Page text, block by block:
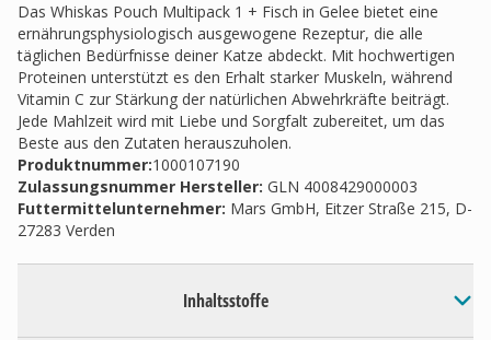
Das Whiskas Pouch Multipack 1 + Fisch in Gelee bietet eine
ernährungsphysiologisch ausgewogene Rezeptur, die alle
täglichen Bedürfnisse deiner Katze abdeckt. Mit hochwertigen
Proteinen unterstützt es den Erhalt starker Muskeln, während
Vitamin C zur Stärkung der natürlichen Abwehrkräfte beiträgt.
Jede Mahlzeit wird mit Liebe und Sorgfalt zubereitet, um das
Beste aus den Zutaten herauszuholen.
Produktnummer:1000107190
Zulassungsnummer Hersteller: GLN 4008429000003
Futtermittelunternehmer: Mars GmbH, Eitzer Straße 215, D-
27283 Verden
Inhaltsstoffe